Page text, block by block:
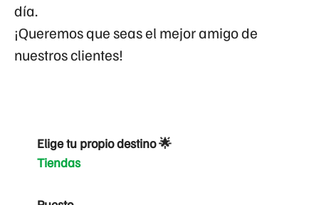
día.
¡Queremos que seas el mejor amigo de
nuestros clientes!
Elige tu propio destino 🌟
Tiendas